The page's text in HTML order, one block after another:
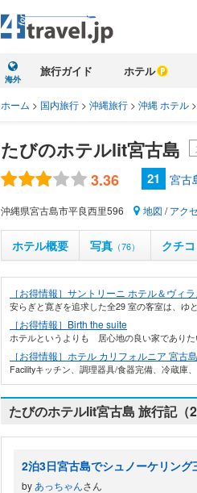
海外
旅行ガイド ホテル
ホーム > 国内旅行 > 沖縄旅行 > 沖縄 ホテル >
たびのホテルlit宮古島
3.36 21 宮古
沖縄県宮古島市平良西里596 地図 /アク
ホテル概要 写真 （76） クチコ
［お得情報］サントリーニ ホテル＆ヴィ
安らぎと寛ぎを追求した全29 室の客室は、ゆ
［お得情報］Birth the suite
ホテルというよりも 居心地の良い家であり
［お得情報］ホテル カリフォルニア 宮古
Facilityキッチン、調理器具/食器完備、冷蔵庫
たびのホテルlit宮古島 旅行記（
2泊3日宮古島でシュノーケリング
by あっちゃんさん